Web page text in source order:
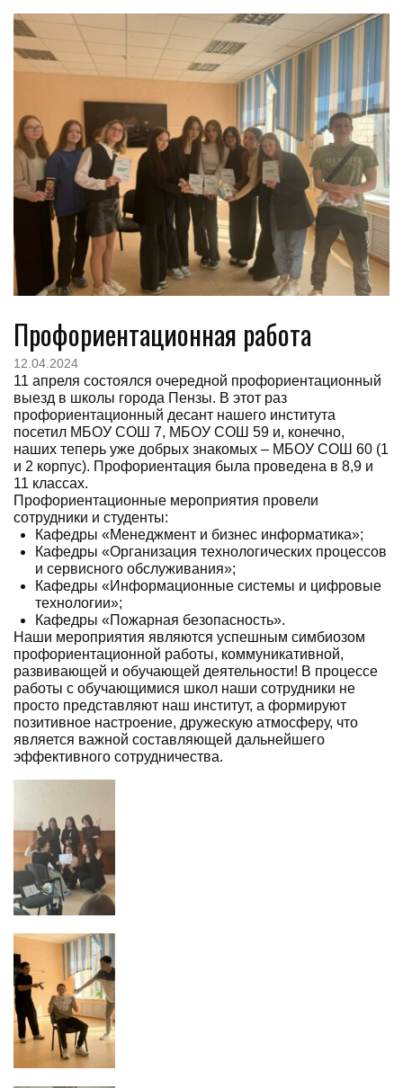
Профориентационная работа
12.04.2024
11 апреля состоялся очередной профориентационный
выезд в школы города Пензы. В этот раз
профориентационный десант нашего института
посетил МБОУ СОШ 7, МБОУ СОШ 59 и, конечно,
наших теперь уже добрых знакомых – МБОУ СОШ 60 (1
и 2 корпус). Профориентация была проведена в 8,9 и
11 классах.
Профориентационные мероприятия провели
сотрудники и студенты:
Кафедры «Менеджмент и бизнес информатика»;
Кафедры «Организация технологических процессов
и сервисного обслуживания»;
Кафедры «Информационные системы и цифровые
технологии»;
Кафедры «Пожарная безопасность».
Наши мероприятия являются успешным симбиозом
профориентационной работы, коммуникативной,
развивающей и обучающей деятельности! В процессе
работы с обучающимися школ наши сотрудники не
просто представляют наш институт, а формируют
позитивное настроение, дружескую атмосферу, что
является важной составляющей дальнейшего
эффективного сотрудничества.